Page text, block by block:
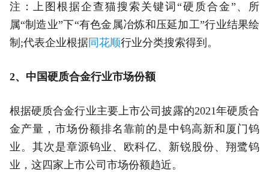
注：上图根据企查猫搜索关键词“硬质合金”、所
属“制造业”下“有色金属冶炼和压延加工”行业结果绘
制;代表企业根据同花顺行业分类搜索得到。
2、中国硬质合金行业市场份额
根据硬质合金行业主要上市公司披露的2021年硬质合
金产量，市场份额排名靠前的是中钨高新和厦门钨
业。其次是章源钨业、欧科亿、新锐股份、翔鹭钨
业，这四家上市公司市场份额趋近。